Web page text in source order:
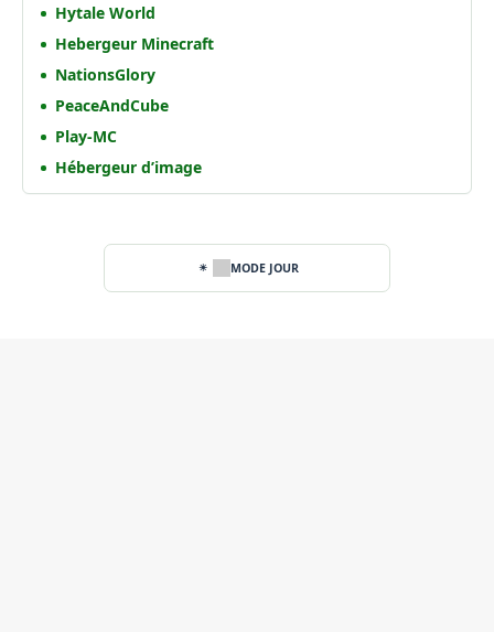
Hytale World
Hebergeur Minecraft
NationsGlory
PeaceAndCube
Play-MC
Hébergeur d’image
MODE JOUR